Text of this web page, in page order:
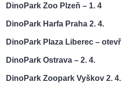
DinoPark Zoo Plzeň – 1. 4
DinoPark Harfa Praha 2. 4.
DinoPark Plaza Liberec –
DinoPark Ostrava – 2. 4.
DinoPark Zoopark Vyškov 2. 4.